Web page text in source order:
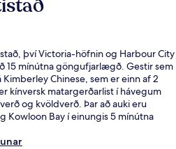
því Victoria-höfnin og Harbour City
15 mínútna göngufjarlægð. Gestir sem
Chinese, sem er einn af 2
kínversk matargerðarlist í hávegum
og kvöldverð. Þar að auki eru
Kowloon Bay í einungis 5 mínútna